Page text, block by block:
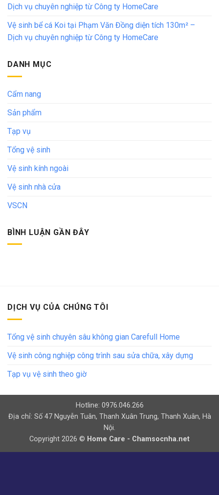
Dịch vụ chuyên nghiệp từ Công ty HomeCare
Vệ sinh bể cá Koi tại Phạm Văn Đồng diện tích 130m² –
Dịch vụ chuyên nghiệp từ Công ty HomeCare
DANH MỤC
Cẩm nang
Sản phẩm
Tạp vụ
Tổng vệ sinh
Vệ sinh kính ngoài
Vệ sinh nhà cửa
VSCN
BÌNH LUẬN GẦN ĐÂY
DỊCH VỤ CỦA CHÚNG TÔI
Tổng vệ sinh chuyên sâu không gian Carefull Home
Vệ sinh công nghiệp công trình sau sửa chữa, xây dựng
Tạp vụ vệ sinh theo giờ
Hotline: 0976.046.266
Địa chỉ: Số 47 Nguyễn Tuân, Thanh Xuân Trung, Thanh Xuân, Hà
Nội.
Copyright 2026 © Home Care - Chamsocnha.net